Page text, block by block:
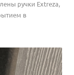
ручки Extreza,
в